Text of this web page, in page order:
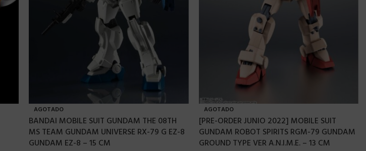
AGOTADO
BANDAI MOBILE SUIT GUNDAM THE 08TH
MS TEAM GUNDAM UNIVERSE RX-79 G EZ-8
GUNDAM EZ-8 – 15 CM
AGOTADO
[PRE-ORDER JUNIO 2022] MOBILE SUIT
GUNDAM ROBOT SPIRITS RGM-79 GUNDAM
GROUND TYPE VER A.N.I.M.E. – 13 CM